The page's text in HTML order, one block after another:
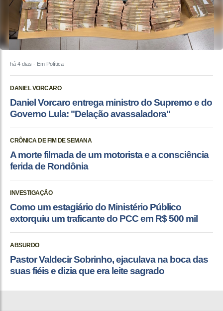
há 4 dias - Em Política
DANIEL VORCARO
Daniel Vorcaro entrega ministro do Supremo e do
Governo Lula: "Delação avassaladora"
CRÔNICA DE FIM DE SEMANA
A morte filmada de um motorista e a consciência
ferida de Rondônia
INVESTIGAÇÃO
Como um estagiário do Ministério Público
extorquiu um traficante do PCC em R$ 500 mil
ABSURDO
Pastor Valdecir Sobrinho, ejaculava na boca das
suas fiéis e dizia que era leite sagrado